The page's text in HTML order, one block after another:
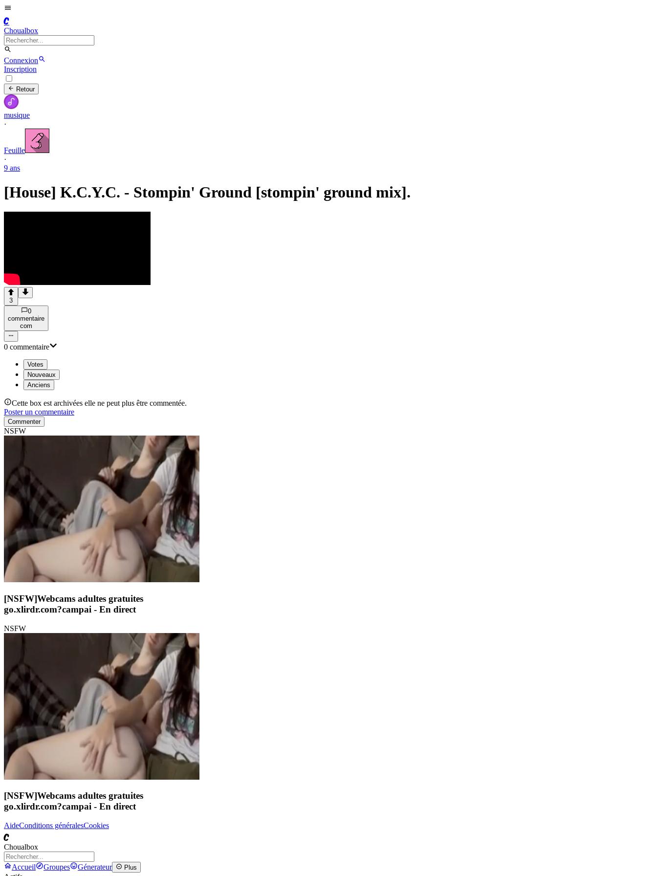
C
Choualbox
Connexion
Inscription
Retour
musique
·
Feuille
·
9 ans
[House] K.C.Y.C. - Stompin' Ground [stompin' ground mix].
3
0
commentaire
com
0 commentaire
Votes
Nouveaux
Anciens
Cette box est archivées elle ne peut plus être commentée.
Poster un commentaire
Commenter
NSFW
[NSFW]Webcams adultes gratuites
go.xlirdr.com?campai - En direct
NSFW
[NSFW]Webcams adultes gratuites
go.xlirdr.com?campai - En direct
AideConditions généralesCookies
C
Choualbox
Accueil Groupes Génerateur Plus